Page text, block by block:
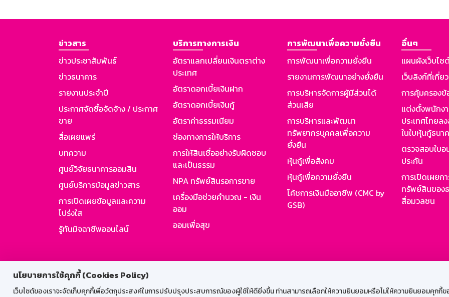
นโยบายการใช้คุกกี้ (Cookies Policy)
เว็บไซต์ของเราจะจัดเก็บคุกกี้เพื่อวัตถุประสงค์ในการปรับปรุงประสบการณ์ของผู้ใช้ให้ดียิ่งขึ้น ท่านสามารถเลือกให้ความยินยอมหรือไม่ให้ความยินยอมคุกกี้ข
ข่าวสาร
ข่าวประชาสัมพันธ์
ข่าวธนาคาร
รายงานประจำปี
ประกาศจัดซื้อจัดจ้าง / ประกาศ
ขาย
สื่อเผยแพร่
บทความ
ศูนย์วิจัยธนาคารออมสิน
ศูนย์บริการข้อมูลข่าวสาร
การเปิดเผยข้อมูลและความ
โปร่งใส
รู้ทันมิจฉาชีพออนไลน์
บริการทางการเงิน
อัตราแลกเปลี่ยนเงินตราต่าง
ประเทศ
อัตราดอกเบี้ยเงินฝาก
อัตราดอกเบี้ยเงินกู้
อัตราค่าธรรมเนียม
ช่องทางการให้บริการ
การให้สินเชื่ออย่างรับผิดชอบ
และเป็นธรรม
NPA ทรัพย์สินรอการขาย
เครื่องมือช่วยคำนวณ - เงิน
ออม
ออมเพื่อสุข
การพัฒนาเพื่อความยั่งยืน
การพัฒนาเพื่อความยั่งยืน
รายงานการพัฒนาอย่างยั่งยืน
การบริหารจัดการผู้มีส่วนได้
ส่วนเสีย
การบริหารและพัฒนา
ทรัพยากรบุคคลเพื่อความ
ยั่งยืน
หุ้นกู้เพื่อสังคม
หุ้นกู้เพื่อความยั่งยืน
โค้ชการเงินมืออาชีพ (CMC by
GSB)
อื่นๆ
แผนผังเว็บไซ
เว็บลิงก์ที่เกี่ย
การคุ้มครอง
แต่งตั้งพนักง
ประเทศไทยล
ในใบหุ้นกู้ธนา
ตรวจสอบใบ
ประกัน
การเปิดเผยก
ทรัพย์สินของ
สื่อมวลชน